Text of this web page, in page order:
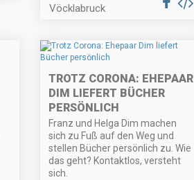
Vöcklabruck
TROTZ CORONA: EHEPAAR
DIM LIEFERT BÜCHER
PERSÖNLICH
Franz und Helga Dim machen
sich zu Fuß auf den Weg und
stellen Bücher persönlich zu. Wie
das geht? Kontaktlos, versteht
sich.